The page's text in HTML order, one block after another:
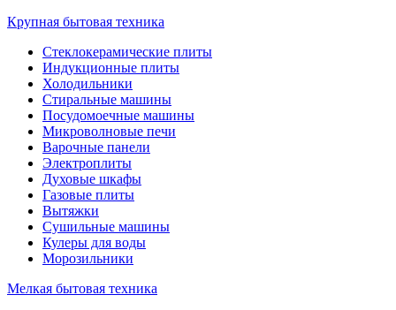
Крупная бытовая техника
Стеклокерамические плиты
Индукционные плиты
Холодильники
Стиральные машины
Посудомоечные машины
Микроволновые печи
Варочные панели
Электроплиты
Духовые шкафы
Газовые плиты
Вытяжки
Сушильные машины
Кулеры для воды
Морозильники
Мелкая бытовая техника